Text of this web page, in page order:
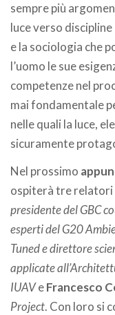
sempre più
luce verso
e la sociologia che
l’uomo le sue
competenze nel
mai fondamentale
nelle quali la luce,
sicuramente
Nel prossimo
ospiterà tre relatori
presidente del GBC
esperti del G20
Tuned e direttore
applicate
IUAVeFrancesco
Project. Con loro si